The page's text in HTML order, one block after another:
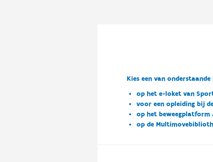
Kies een van
op het e-loket van
voor een opleiding bij
op het beweegplatform
op de